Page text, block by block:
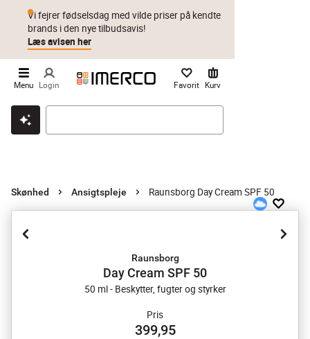
Klik & hent Byt i 1 år Prismatch
Vi fejrer fødselsdag med vilde priser på kendte
brands i den nye tilbudsavis!
Læs avisen her
Menu Login Favorit Kurv
Skønhed Ansigtspleje Raunsborg Day Cream SPF 50
Raunsborg
Day Cream SPF 50
50 ml - Beskytter, fugter og styrker
Pris
399,95